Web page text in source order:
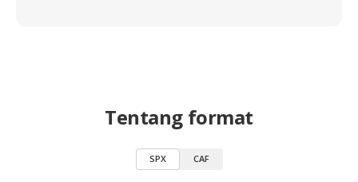
Tentang format
SPX CAF